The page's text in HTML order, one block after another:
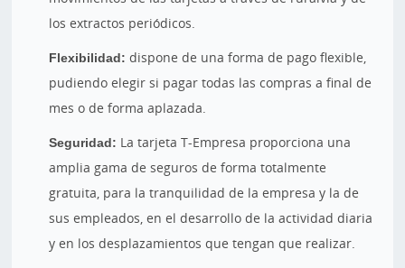
los extractos periódicos.
Flexibilidad:dispone de una forma de pago flexible,
pudiendo elegir si pagar todas las compras a final de
mes o de forma aplazada.
Seguridad: La tarjeta T-Empresa proporciona una
amplia gama de seguros de forma totalmente
gratuita, para la tranquilidad de la empresa y la de
sus empleados, en el desarrollo de la actividad diaria
y en los desplazamientos que tengan que realizar.